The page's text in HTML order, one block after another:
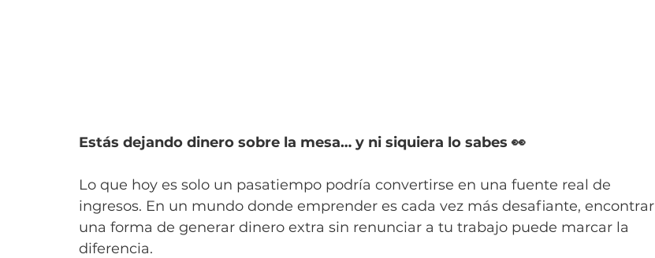
Estás dejando dinero sobre la mesa… y ni siquiera lo sabes 👀
Lo que hoy es solo un pasatiempo podría convertirse en una fuente real de
ingresos. En un mundo donde emprender es cada vez más desafiante, encontrar
una forma de generar dinero extra sin renunciar a tu trabajo puede marcar la
diferencia.